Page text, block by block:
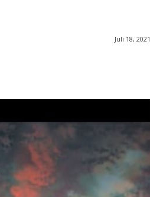
Juli 18, 2021